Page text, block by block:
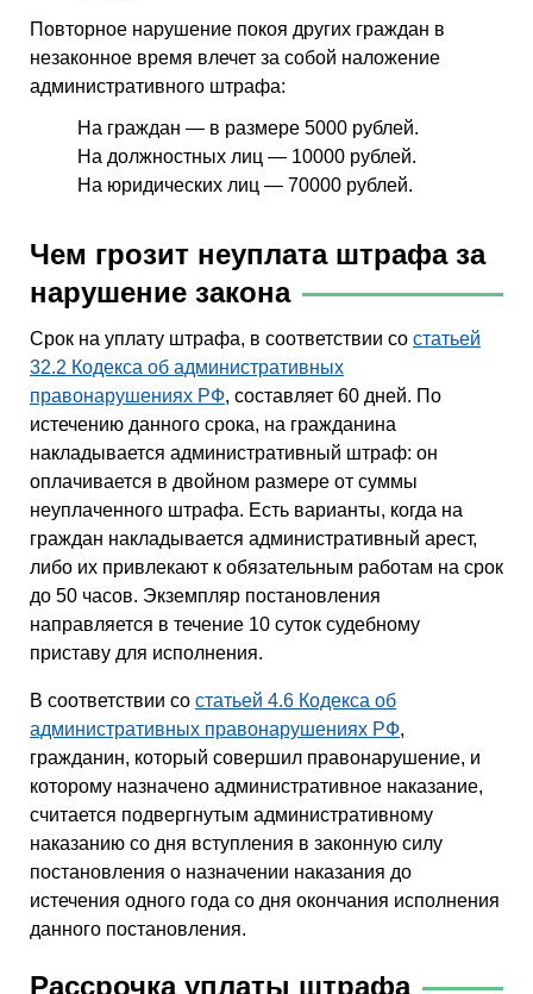
Повторное нарушение покоя других граждан в
незаконное время влечет за собой наложение
административного штрафа:
На граждан — в размере 5000 рублей.
На должностных лиц — 10000 рублей.
На юридических лиц — 70000 рублей.
Чем грозит неуплата штрафа за
нарушение закона
Срок на уплату штрафа, в соответствии со статьей
32.2 Кодекса об административных
правонарушениях РФ, составляет 60 дней. По
истечению данного срока, на гражданина
накладывается административный штраф: он
оплачивается в двойном размере от суммы
неуплаченного штрафа. Есть варианты, когда на
граждан накладывается административный арест,
либо их привлекают к обязательным работам на срок
до 50 часов. Экземпляр постановления
направляется в течение 10 суток судебному
приставу для исполнения.
В соответствии со статьей 4.6 Кодекса об
административных правонарушениях РФ,
гражданин, который совершил правонарушение, и
которому назначено административное наказание,
считается подвергнутым административному
наказанию со дня вступления в законную силу
постановления о назначении наказания до
истечения одного года со дня окончания исполнения
данного постановления.
Рассрочка уплаты штрафа